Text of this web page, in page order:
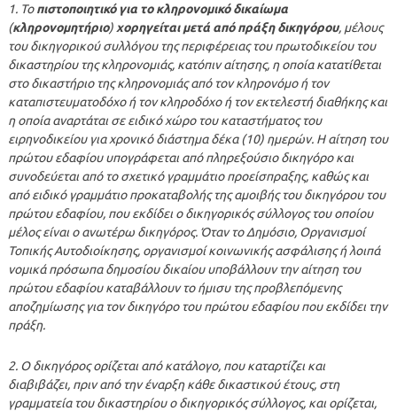
1. Τοπιστοποιητικό για το κληρονομικό δικαίωμα
(κληρονομητήριο) χορηγείται μετά από πράξη δικηγόρου, μέλους
του δικηγορικού συλλόγου της περιφέρειας του πρωτοδικείου του
δικαστηρίου της κληρονομιάς, κατόπιν αίτησης, η οποία κατατίθεται
στο δικαστήριο της κληρονομιάς από τον κληρονόμο ή τον
καταπιστευματοδόχο ή τον κληροδόχο ή τον εκτελεστή διαθήκης και
η οποία αναρτάται σε ειδικό χώρο του καταστήματος του
ειρηνοδικείου για χρονικό διάστημα δέκα (10) ημερών. Η αίτηση του
πρώτου εδαφίου υπογράφεται από πληρεξούσιο δικηγόρο και
συνοδεύεται από το σχετικό γραμμάτιο προείσπραξης, καθώς και
από ειδικό γραμμάτιο προκαταβολής της αμοιβής του δικηγόρου του
πρώτου εδαφίου, που εκδίδει ο δικηγορικός σύλλογος του οποίου
μέλος είναι ο ανωτέρω δικηγόρος. Όταν το Δημόσιο, Οργανισμοί
Τοπικής Αυτοδιοίκησης, οργανισμοί κοινωνικής ασφάλισης ή λοιπά
νομικά πρόσωπα δημοσίου δικαίου υποβάλλουν την αίτηση του
πρώτου εδαφίου καταβάλλουν το ήμισυ της προβλεπόμενης
αποζημίωσης για τον δικηγόρο του πρώτου εδαφίου που εκδίδει την
πράξη.
2. Ο δικηγόρος ορίζεται από κατάλογο, που καταρτίζει και
διαβιβάζει, πριν από την έναρξη κάθε δικαστικού έτους, στη
γραμματεία του δικαστηρίου ο δικηγορικός σύλλογος, και ορίζεται,